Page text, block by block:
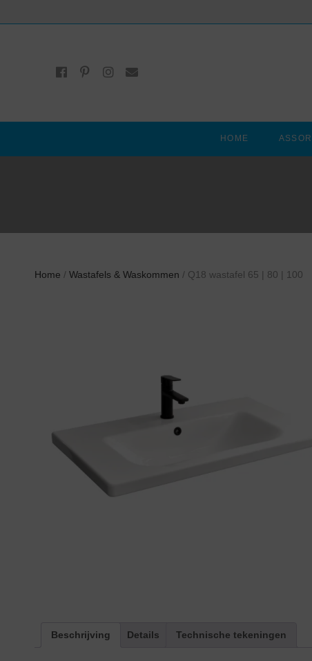
HOME
Home / Wastafels & Waskommen / Q18 wastafel 65 | 80 | 100
Beschrijving Details Technische tekeningen